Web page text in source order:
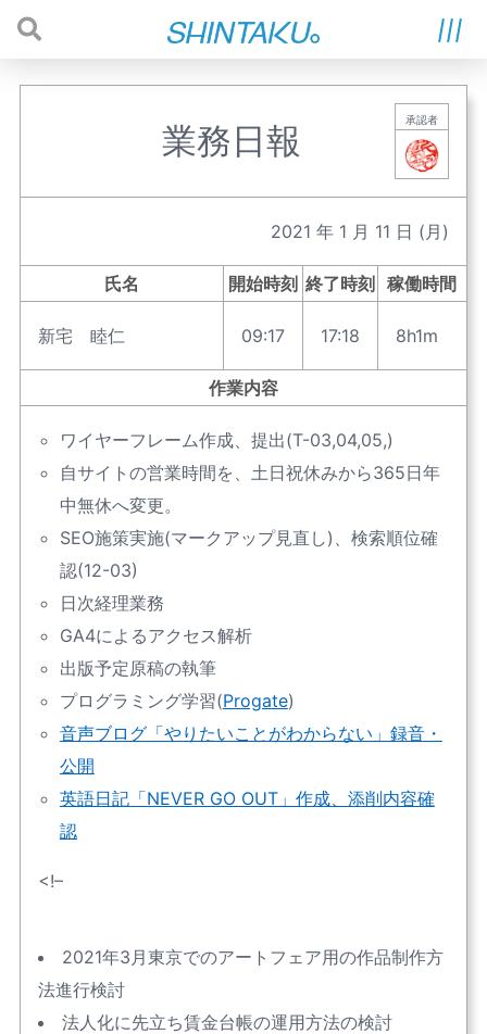
業務日報 承認者
2021 年 1 月 11 日 (月)
氏名 開始時刻 終了時刻 稼働時間
新宅 睦仁 09:17 17:18 8h1m
作業内容
ワイヤーフレーム作成、提出(T-03,04,05,)
自サイトの営業時間を、土日祝休みから365日年
中無休へ変更。
SEO施策実施(マークアップ見直し)、検索順位確
認(12-03)
日次経理業務
GA4によるアクセス解析
出版予定原稿の執筆
プログラミング学習(Progate)
音声ブログ「やりたいことがわからない」録音・
公開
英語日記「NEVER GO OUT」作成、添削内容確
認
<!–
2021年3月東京でのアートフェア用の作品制作方
法進行検討
法人化に先立ち賃金台帳の運用方法の検討